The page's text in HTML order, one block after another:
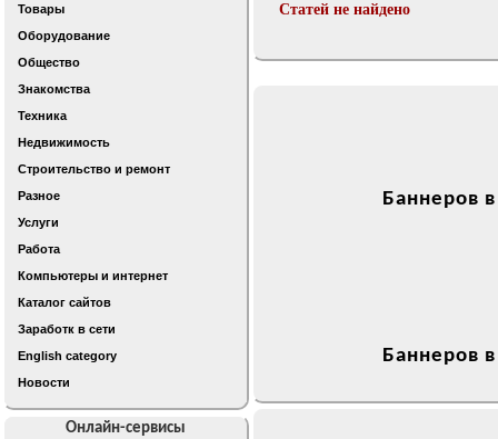
Товары
Оборудование
Общество
Знакомства
Техника
Недвижимость
Строительство и ремонт
Разное
Услуги
Работа
Компьютеры и интернет
Каталог сайтов
Заработк в сети
English category
Новости
Онлайн-сервисы
Статей не найдено
Баннеров
Баннеров